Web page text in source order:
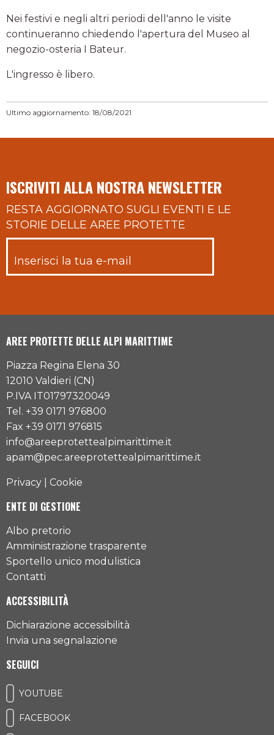
Nei festivi e negli altri periodi dell'anno le visite
continueranno chiedendo l'apertura del Museo al
negozio-osteria I Bateur.
L'ingresso è libero.
Ultimo aggiornamento: 18/08/2021
ISCRIVITI ALLA NOSTRA NEWSLETTER
RESTA AGGIORNATO SUGLI EVENTI E LE
STORIE DELLE AREE PROTETTE
AREE PROTETTE DELLE ALPI MARITTIME
Piazza Regina Elena 30
12010 Valdieri (CN)
P.IVA IT01797320049
Tel. +39 0171 976800
Fax +39 0171 976815
info@areeprotettealpimarittime.it
apam@pec.areeprotettealpimarittime.it
Privacy Cookie
ENTE DI GESTIONE
Albo pretorio
Amministrazione trasparente
Sportello unico modulistica
Contatti
ACCESSIBILITÀ
Dichiarazione accessibilità
Invia una segnalazione
SEGUICI
YOUTUBE
FACEBOOK